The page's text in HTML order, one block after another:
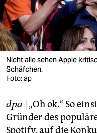
wahrheit
verlag
verlag
veranstaltungen
fragen & hilfe
Nicht alle sehen Apple
Schäfchen.
Foto: ap
dpa | „Oh ok.“ So
Gründer des
Spotify, auf die